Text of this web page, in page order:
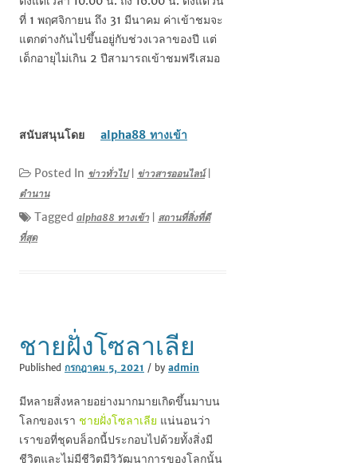
ที่ 1 พฤศจิกายน ถึง 31 มีนาคม ค่าเข้าชมจะ
แตกต่างกันไปขึ้นอยู่กับช่วงเวลาของปี แต่
เด็กอายุไม่เกิน 2 ปีสามารถเข้าชมฟรีเสมอ
สนับสนุนโดย alpha88 ทางเข้า
Posted In ข่าวทั่วไป| ข่าวสารออนไลน์|
ตำนาน
Tagged alpha88 ทางเข้า| สถานที่สิ่งที่ดี
ที่สุด
ชายฝั่งโซลาเลีย
Published กรกฎาคม 5, 2021 / by admin
มีหลายสิ่งหลายอย่างมากมายเกิดขึ้นมาบน
โลกของเรา ชายฝั่งโซลาเลีย แน่นอนว่า
เราขอที่ชุดบล็อกนี้ประกอบไปด้วยทั้งสิ่งมี
ชีวิตและไม่มีชีวิตมีวิวัฒนาการของโลกนั้น